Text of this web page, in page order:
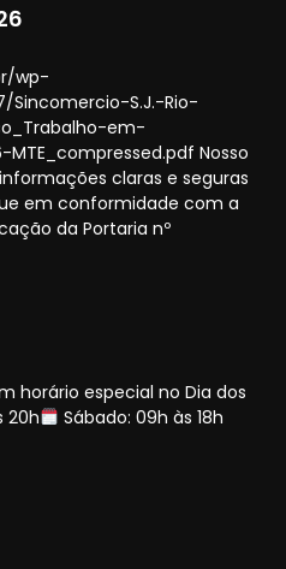
wp-
S.J.-Rio-
em-
MTE_compressed.pdf Nosso
claras e seguras
em conformidade com a
da Portaria nº
horário especial no Dia dos
20h Sábado: 09h às 18h